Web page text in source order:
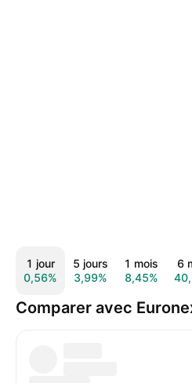
1 jour
0,56%
5 jours
3,99%
1 mois
8,45%
6
Comparer avec